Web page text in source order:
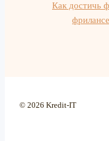
Как достичь
© 2026 Kredit-IT